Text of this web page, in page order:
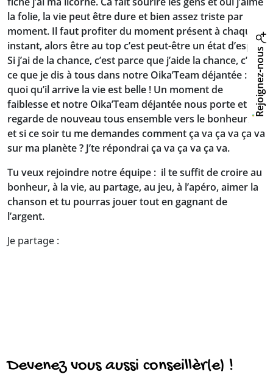
Rejoignez-nous
la folie, la vie peut être dure et bien assez triste par
moment. Il faut profiter du moment présent à chaque
instant, alors être au top c’est peut-être un état d’esprit.
Si j’ai de la chance, c’est parce que j’aide la chance, c’est
ce que je dis à tous dans notre Oika’Team déjantée :
quoi qu’il arrive la vie est belle ! Un moment de
faiblesse et notre Oika’Team déjantée nous porte et on
regarde de nouveau tous ensemble vers le bonheur…
et si ce soir tu me demandes comment ça va ça va ça va
sur ma planète ? J’te répondrai ça va ça va ça va.
Tu veux rejoindre notre équipe : il te suffit de croire au
bonheur, à la vie, au partage, au jeu, à l’apéro, aimer la
chanson et tu pourras jouer tout en gagnant de
l’argent.
Je partage :
Devenez vous aussi conseillèr(e) !